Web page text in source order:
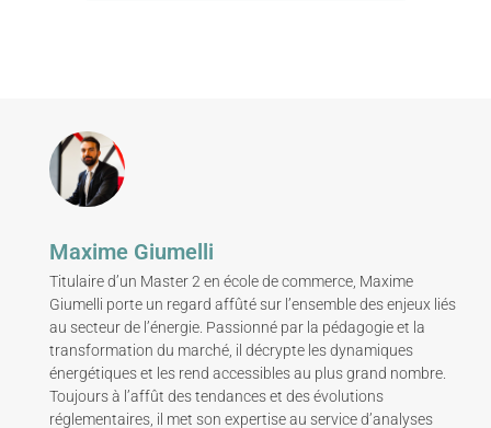
Maxime Giumelli
Titulaire d’un Master 2 en école de commerce, Maxime
Giumelli porte un regard affûté sur l’ensemble des enjeux liés
au secteur de l’énergie. Passionné par la pédagogie et la
transformation du marché, il décrypte les dynamiques
énergétiques et les rend accessibles au plus grand nombre.
Toujours à l’affût des tendances et des évolutions
réglementaires, il met son expertise au service d’analyses